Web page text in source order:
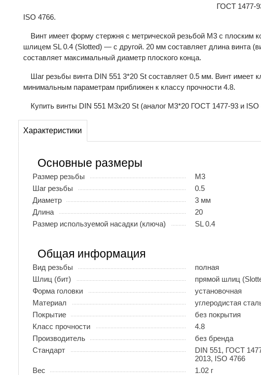
ГОСТ 1477-
ISO 4766.
Винт имеет форму стержня с метрической резьбой М3 с плоским
шлицем SL 0.4 (Slotted) — с другой. 20 мм составляет длина винта
составляет максимальный диаметр плоского конца.
Шаг резьбы винта DIN 551 3*20 St составляет 0.5 мм. Винт имеет
минимальным параметрам приближен к классу прочности 4.8.
Купить винты DIN 551 М3x20 St (аналог М3*20 ГОСТ 1477-93 и ISO
Характеристики
Основные размеры
Размер резьбы
М3
Шаг резьбы
0.5
Диаметр
3 мм
Длина
20
Размер используемой насадки (ключа)
SL 0.4
Общая информация
Вид резьбы
полная
Шлиц (бит)
прямой шлиц
Форма головки
установочная
Материал
углеродистая
Покрытие
без покрытия
Класс прочности
4.8
Производитель
без бренда
Стандарт
DIN 551, ГОСТ
2013, ISO 4766
Вес
1.02 г